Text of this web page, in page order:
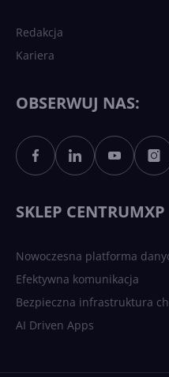
Redakcja
Kariera
OBSERWUJ NAS:
SKLEP CENTRUMXP
Nowoczesna platforma
Efektywna komunikacja
Bezpieczna infrastruktura
AI Driven Apps